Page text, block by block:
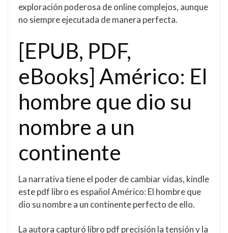
exploración poderosa de online complejos, aunque
no siempre ejecutada de manera perfecta.
[EPUB, PDF,
eBooks] Américo: El
hombre que dio su
nombre a un
continente
La narrativa tiene el poder de cambiar vidas, kindle
este pdf libro es español Américo: El hombre que
dio su nombre a un continente perfecto de ello.
La autora capturó libro pdf precisión la tensión y la